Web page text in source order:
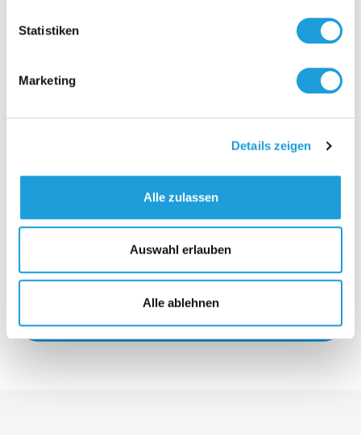
Statistiken
Marketing
Details zeigen
Alle zulassen
Auswahl erlauben
Alle ablehnen
Senden